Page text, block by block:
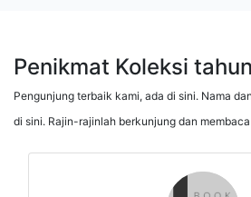
Penikmat Koleksi
Pengunjung terbaik kami, ada di sini. Nama
di sini. Rajin-rajinlah berkunjung dan membaca